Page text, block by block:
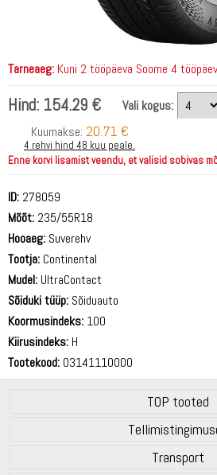
Tarneaeg: Kuni 2 tööpäeva Soome 4
Hind: 154.29 €
Vali kogus:
Kuumakse: 20.71 €
4 rehvi hind 48 kuu peale.
Enne korvi lisamist veendu, et valisid sobivas
ID: 278059
Mõõt: 235/55R18
Hooaeg: Suverehv
Tootja: Continental
Mudel: UltraContact
Sõiduki tüüp: Sõiduauto
Koormusindeks: 100
Kiirusindeks: H
Tootekood: 03141110000
TOP tooted
Transport